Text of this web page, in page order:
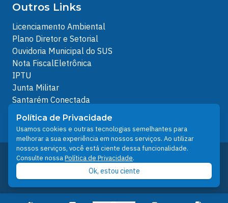
Outros Links
Licenciamento Ambiental
Plano Diretor e Setorial
Ouvidoria Municipal do SUS
Nota FiscalEletrônica
IPTU
Junta Militar
Santarém Conectada
Política de Privacidade
People illustrations by Storyset
Desenvolvido pelo Núcleo Técnico de Gestão de
Tecnologia da Informação - NTI
Prefeitura de Santarém © 2026
Política de Privacidade
Usamos cookies e outras tecnologias semelhantes para
melhorar a sua experiência em nossos serviços. Ao utilizar
nossos serviços, você está ciente dessa funcionalidade.
Consulte nossaPolítica de Privacidade.
Ok, estou ciente